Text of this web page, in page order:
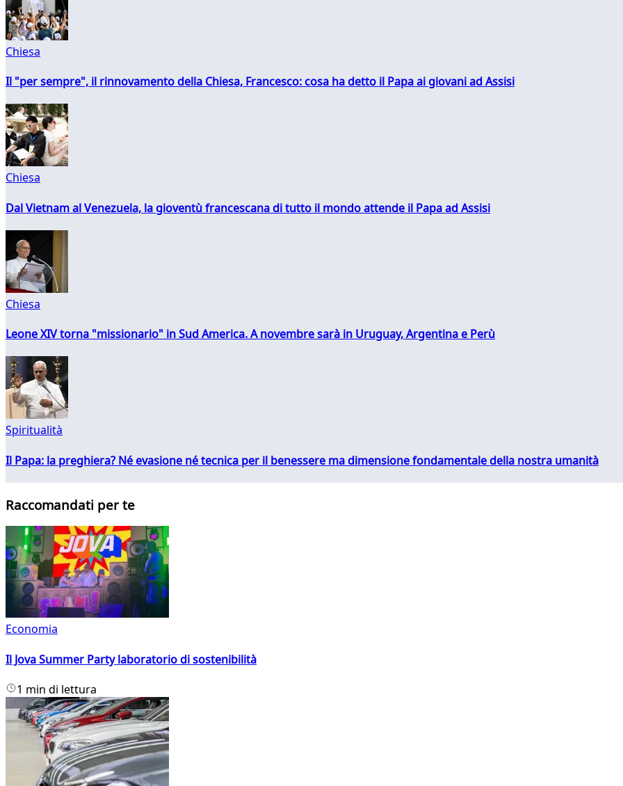
Chiesa
Il "per sempre", il rinnovamento della Chiesa, Francesco: cosa ha detto il Papa ai giovani ad Assisi
Chiesa
Dal Vietnam al Venezuela, la gioventù francescana di tutto il mondo attende il Papa ad Assisi
Chiesa
Leone XIV torna "missionario" in Sud America. A novembre sarà in Uruguay, Argentina e Perù
Spiritualità
Il Papa: la preghiera? Né evasione né tecnica per il benessere ma dimensione fondamentale della nostra umanità
Raccomandati per te
Economia
Il Jova Summer Party laboratorio di sostenibilità
1 min di lettura